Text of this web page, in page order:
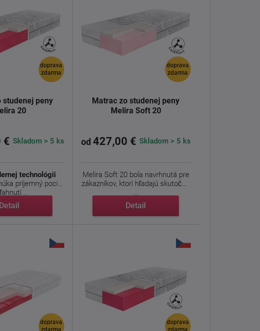
doprava
zdarma
studenej peny
20
€ Skladom > 5 ks
technológii
príjemný pocit
...
Detail
doprava
zdarma
Matrac zo studenej peny
Melira Soft 20
od 427,00 € Skladom > 5 ks
Melira Soft 20 bola navrhnutá pre
zákazníkov, ktorí hľadajú skutočné
...
Detail
doprava
zdarma
doprava
zdarma